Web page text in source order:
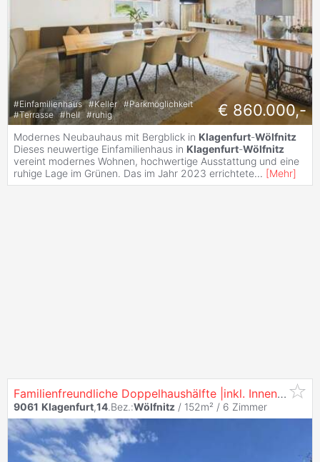
#Einfamilienhaus #Keller #Parkmöglichkeit
#Terrasse #hell #ruhig € 860.000,-
Modernes Neubauhaus mit Bergblick in Klagenfurt-Wölfnitz
Dieses neuwertige Einfamilienhaus in Klagenfurt-Wölfnitz
vereint modernes Wohnen, hochwertige Ausstattung und eine
ruhige Lage im Grünen. Das im Jahr 2023 errichtete... [Mehr]
Familienfreundliche Doppelhaushälfte |inkl. Innenraumvisualisierung | Stadtnähe | 5 Zimmer |
9061 Klagenfurt,14.Bez.:Wölfnitz / 152m² / 6 Zimmer